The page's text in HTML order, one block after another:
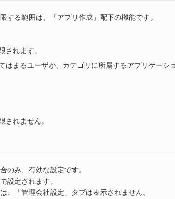
する範囲は、「アプリ作成」配下の機能です。
されます。
はまるユーザが、カテゴリに所属するアプリケーシ
されません。
のみ、有効な設定です。
設定されます。
、「管理会社設定」タブは表示されません。